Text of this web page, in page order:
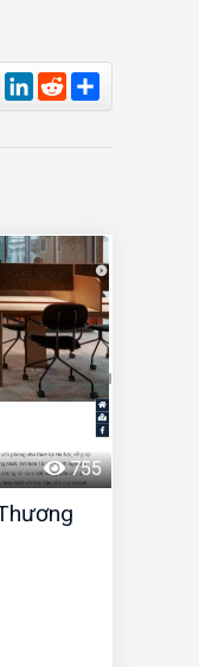
WhatsApp
LinkedIn
Reddit
755